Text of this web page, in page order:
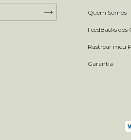
Quem Somos
FeedBacks dos
Rastrear meu
Garantia